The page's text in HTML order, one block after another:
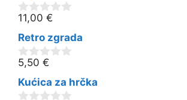
0
o
d
5
11,00 €
Retro zgrada
0
o
d
5
5,50 €
Kućica za hrčka